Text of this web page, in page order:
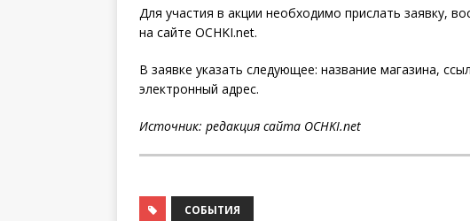
Для участия в акции необходимо прислать заявку,
на сайте OCHKI.net.
В заявке указать следующее: название магазина,
электронный адрес.
Источник: редакция сайта OCHKI.net
СОБЫТИЯ